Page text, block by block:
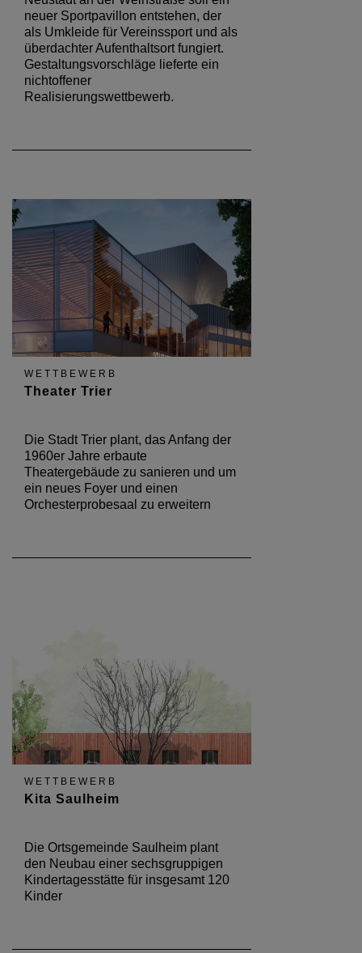
neuer Sportpavillon entstehen, der
als Umkleide für Vereinssport und als
überdachter Aufenthaltsort fungiert.
Gestaltungsvorschläge lieferte ein
nichtoffener
Realisierungswettbewerb.
WETTBEWERB
Theater Trier
Die Stadt Trier plant, das Anfang der
1960er Jahre erbaute
Theatergebäude zu sanieren und um
ein neues Foyer und einen
Orchesterprobesaal zu erweitern
WETTBEWERB
Kita Saulheim
Die Ortsgemeinde Saulheim plant
den Neubau einer sechsgruppigen
Kindertagesstätte für insgesamt 120
Kinder